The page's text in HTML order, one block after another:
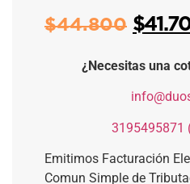
$44.800 $
¿Necesitas una
3195495871
Emitimos Facturación
Comun Simple de